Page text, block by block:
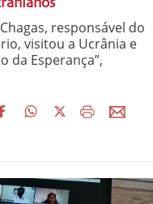
responsável do
visitou a Ucrânia e
da Esperança”,